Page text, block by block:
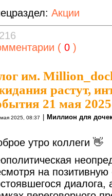
Акции
216
( 0 )
им.
растут,
21 мая 2025
2025, 08:37 Миллион для
утро коллеги 👋
на